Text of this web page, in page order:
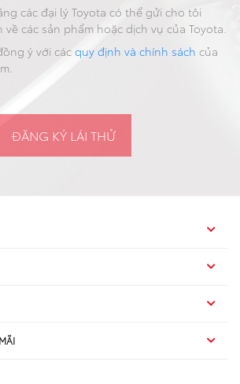
các đại lý Toyota có thể gửi cho tôi
các sản phẩm hoặc dịch vụ của Toyota.
ý với cácquy định và chính sách của
đã đăng ký lái thử
đã tin tưởng và sử dụng dịch vụ của
xin xác nhận thông tin đăng ký của Quý